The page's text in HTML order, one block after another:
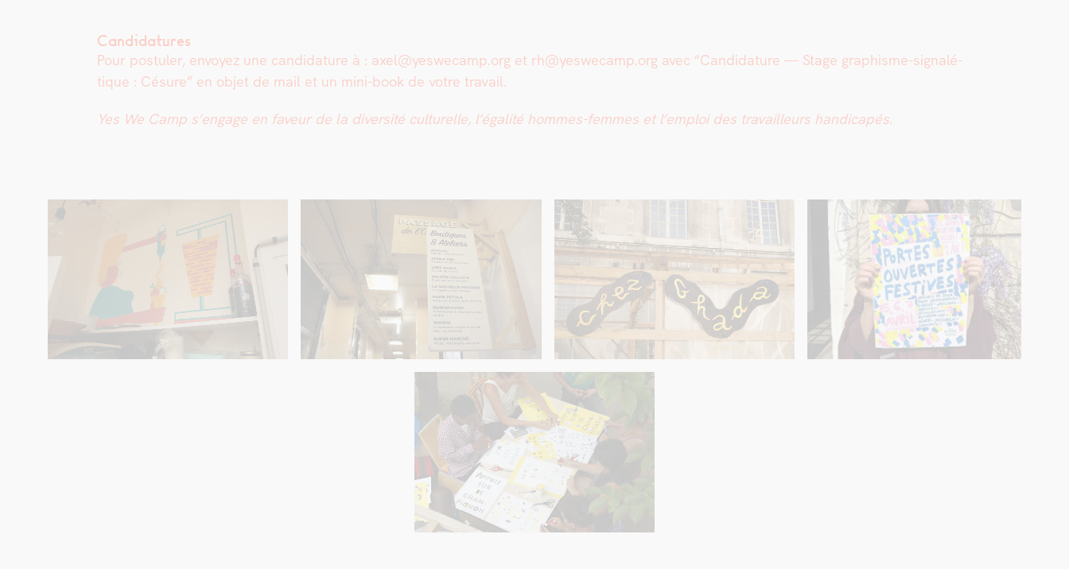
Candidatures
Pour pos­tuler, envoyez une can­di­da­ture à : axel@yeswecamp.org et rh@yeswecamp.org avec “Can­di­da­ture — Stage graphisme-sig­nalé­
tique : Césure” en objet de mail et un mini-book de votre tra­vail.
Yes We Camp s’engage en faveur de la diver­sité cul­turelle, l’égalité hommes-femmes et l’emploi des tra­vailleurs hand­i­capés.